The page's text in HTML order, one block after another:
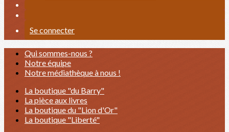
Se connecter
Qui sommes-nous ?
Notre équipe
Notre médiathèque à nous !
La boutique "du Barry"
La pièce aux livres
La boutique du "Lion d'Or"
La boutique "Liberté"